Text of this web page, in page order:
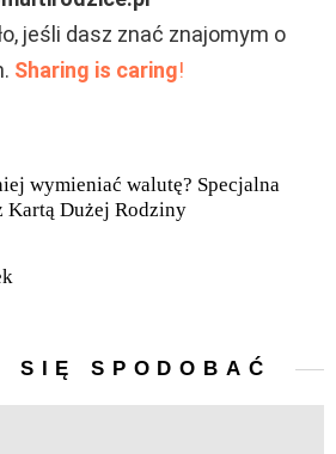
jeśli dasz znać znajomym o
Sharing is caring!
wymieniać walutę? Specjalna
Kartą Dużej Rodziny
SIĘ SPODOBAĆ